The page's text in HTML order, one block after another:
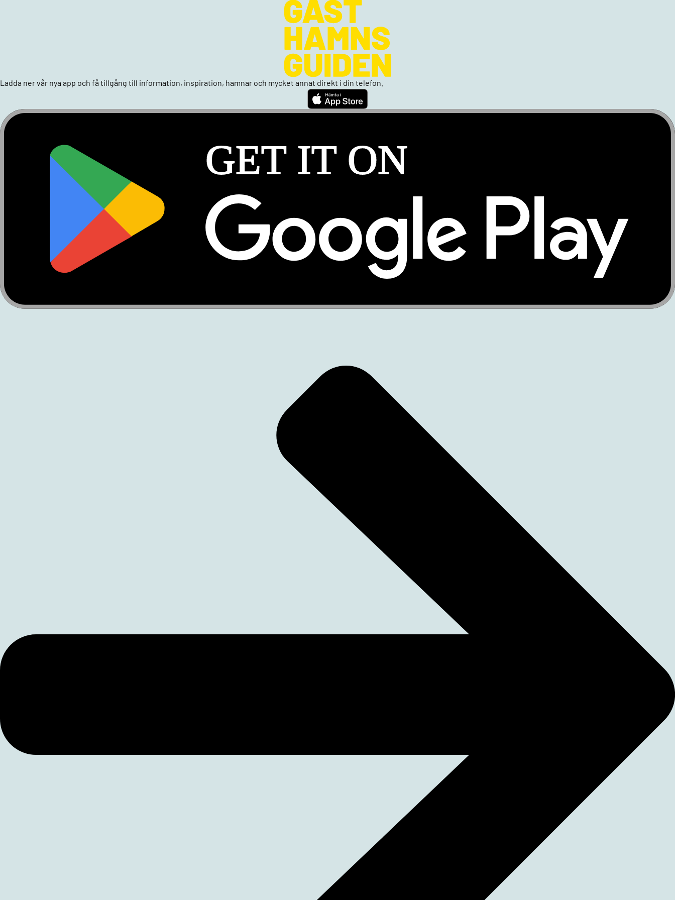
Ladda ner vår nya app och få tillgång till information, inspiration, hamnar och mycket annat direkt i din telefon.